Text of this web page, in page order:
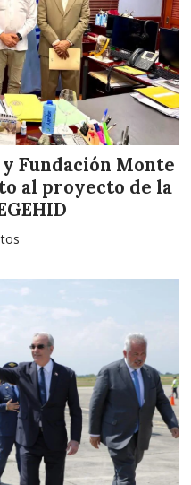
Fundación Monte
al proyecto de la